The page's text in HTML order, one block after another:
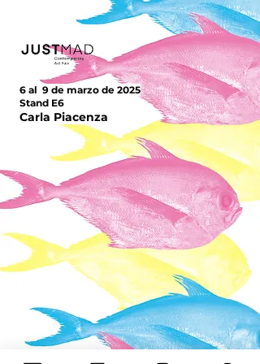
6 al 9 de marzo de 2025
Stand E6
Carla Piacenza